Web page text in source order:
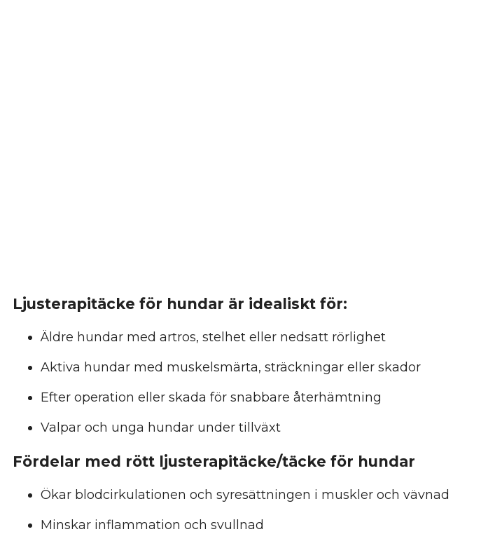
Ljusterapitäcke för hundar är idealiskt för:
Äldre hundar med artros, stelhet eller nedsatt rörlighet
Aktiva hundar med muskelsmärta, sträckningar eller skador
Efter operation eller skada för snabbare återhämtning
Valpar och unga hundar under tillväxt
Fördelar med rött ljusterapitäcke/täcke för hundar
Ökar blodcirkulationen och syresättningen i muskler och vävnad
Minskar inflammation och svullnad